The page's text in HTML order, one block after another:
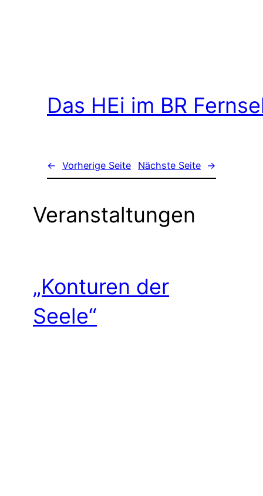
Das HEi im BR
← Vorherige Seite Nächste Seite →
Veranstaltungen
„Konturen der
Seele“